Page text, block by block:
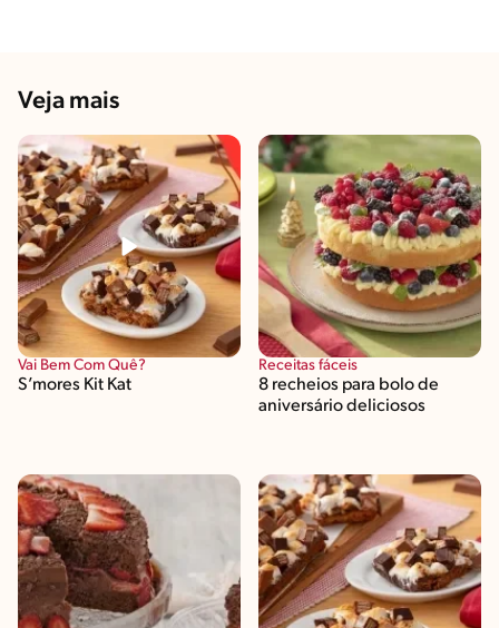
Veja mais
Vai Bem Com Quê?
S’mores Kit Kat
Receitas fáceis
8 recheios para bolo de
aniversário deliciosos